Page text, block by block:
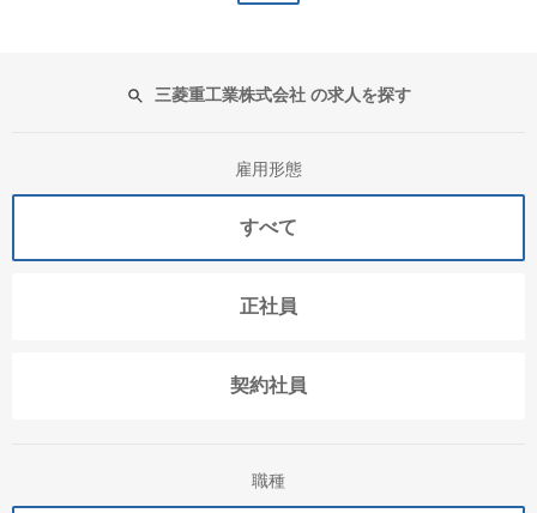
三菱重工業株式会社 の求人を探す
雇用形態
すべて
正社員
契約社員
職種